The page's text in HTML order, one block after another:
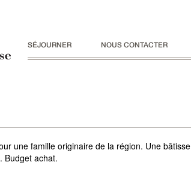
SÉJOURNER NOUS CONTACTER
une famille originaire de la région. Une bâtisse
Budget achat.